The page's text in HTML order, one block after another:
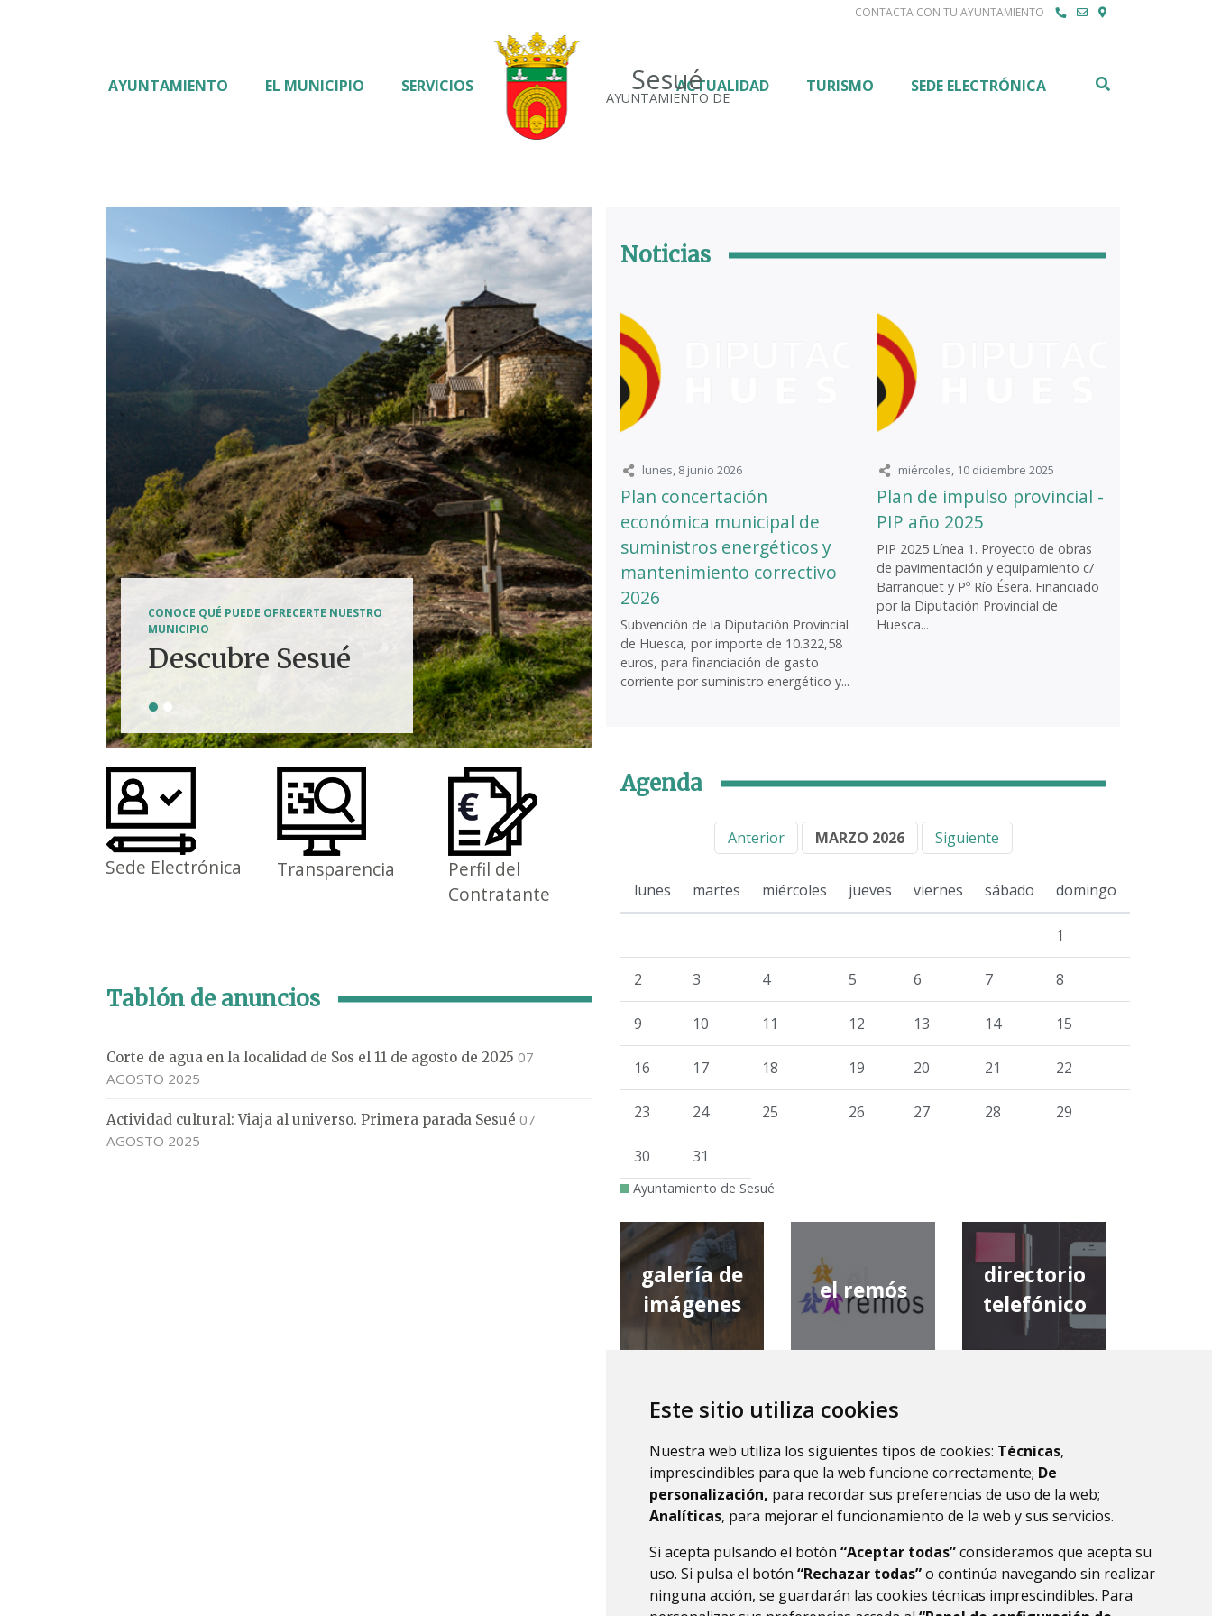
Este sitio utiliza cookies
Nuestra web utiliza los siguientes tipos de cookies: Técnicas,
imprescindibles para que la web funcione correctamente; De
personalización, para recordar sus preferencias de uso de la web;
Analíticas, para mejorar el funcionamiento de la web y sus servicios.
Si acepta pulsando el botón “Aceptar todas”consideramos que acepta su
uso. Si pulsa el botón “Rechazar todas”o continúa navegando sin realizar
ninguna acción, se guardarán las cookies técnicas imprescindibles. Para
CONTACTA CON TU AYUNTAMIENTO
Sesué
AYUNTAMIENTO DE
AYUNTAMIENTO EL MUNICIPIO SERVICIOS ACTUALIDAD TURISMO SEDE ELECTRÓNICA
CONOCE QUÉ PUEDE OFRECERTE NUESTRO
MUNICIPIO
Descubre Sesué
Tierra de
aventuras
Sede Electrónica Transparencia
Perfil del
Contratante
Tablón de anuncios
Corte de agua en la localidad de Sos el 11 de agosto de 2025 07
AGOSTO 2025
Actividad cultural: Viaja al universo. Primera parada Sesué 07
AGOSTO 2025
Noticias
lunes, 8 junio 2026
Plan concertación
económica municipal de
suministros energéticos y
mantenimiento correctivo
2026
Subvención de la Diputación Provincial
de Huesca, por importe de 10.322,58
euros, para financiación de gasto
corriente por suministro energético y...
miércoles, 10 diciembre 2025
Plan de impulso provincial -
PIP año 2025
PIP 2025 Línea 1. Proyecto de obras
de pavimentación y equipamiento c/
Barranquet y Pº Río Ésera. Financiado
por la Diputación Provincial de
Huesca...
Agenda
Anterior MARZO 2026 Siguiente
lunes martes miércoles jueves viernes sábado domingo
1
2 3 4 5 6 7 8
9 10 11 12 13 14 15
16 17 18 19 20 21 22
23 24 25 26 27 28 29
30 31
Ayuntamiento de Sesué
galería de
imágenes
el remós
directorio
telefónico
hace
la ribagorza
provincial de
huesca